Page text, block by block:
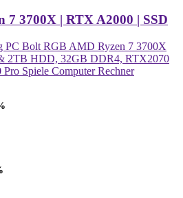
7 3700X | RTX A2000 | SSD